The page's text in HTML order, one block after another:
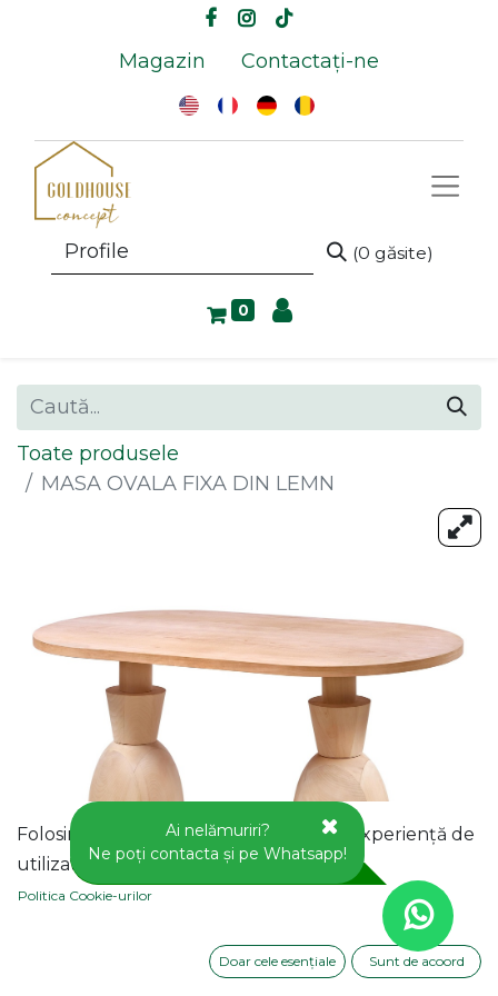
Magazin Contactați-ne
(0 găsite)
0
Toate produsele
MASA OVALA FIXA DIN LEMN
Folosim cookie-uri pentru a vă oferi o experiență de
utilizator mai bună pe acest site web.
Politica Cookie-urilor
Doar cele esențiale Sunt de acoord
Ai nelămuriri?
Ne poți contacta și pe Whatsapp!